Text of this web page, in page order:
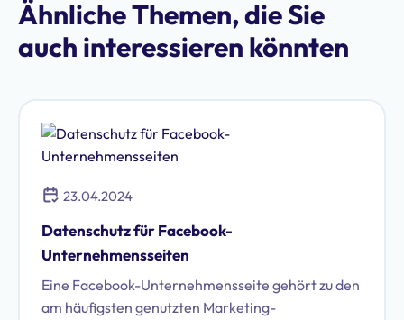
Ähnliche Themen, die Sie
auch interessieren könnten
23.04.2024
Datenschutz für Facebook-
Unternehmensseiten
Eine Facebook-Unternehmensseite gehört zu den
am häufigsten genutzten Marketing-